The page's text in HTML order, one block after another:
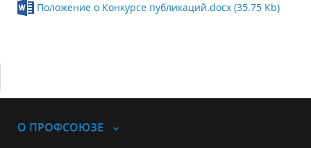
Положение о Конкурсе публикаций.docx (35.75 Kb)
О ПРОФСОЮЗЕ